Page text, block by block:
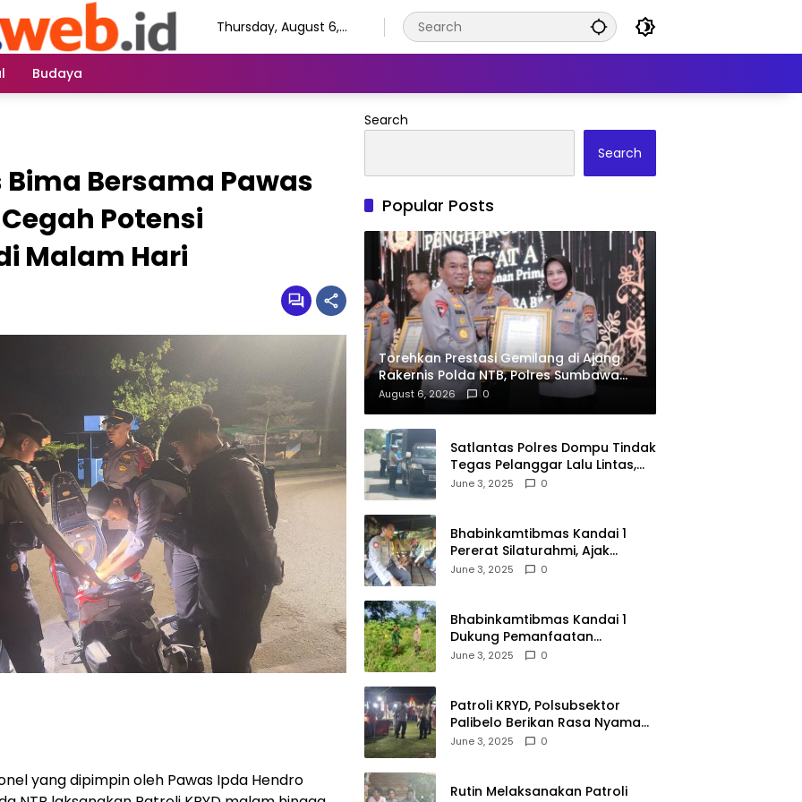
Thursday, August 6,
Budaya
Bima Bersama Pawas
Potensi
Malam Hari
yang dipimpin oleh Pawas Ipda Hendro
Search
Search
Popular Posts
Torehkan Prestasi Gemilang di Ajang
Rakernis Polda NTB, Polres Sumbawa
Terima Penghargaan Pelayanan Prima
August 6, 2026 0
Satlantas Polres Dompu Tindak
Tegas Pelanggar Lalu Lintas,
Mobil Bodong, dan Kendaraan
June 3, 2025 0
Bhabinkamtibmas Kandai 1
Pererat Silaturahmi, Ajak
Warga Jaga Keamanan
June 3, 2025 0
Bhabinkamtibmas Kandai 1
Dukung Pemanfaatan
Pekarangan untuk Ketahanan
June 3, 2025 0
Patroli KRYD, Polsubsektor
Palibelo Berikan Rasa Nyaman
Bagi Masyarakat dan
June 3, 2025 0
Rutin Melaksanakan Patroli